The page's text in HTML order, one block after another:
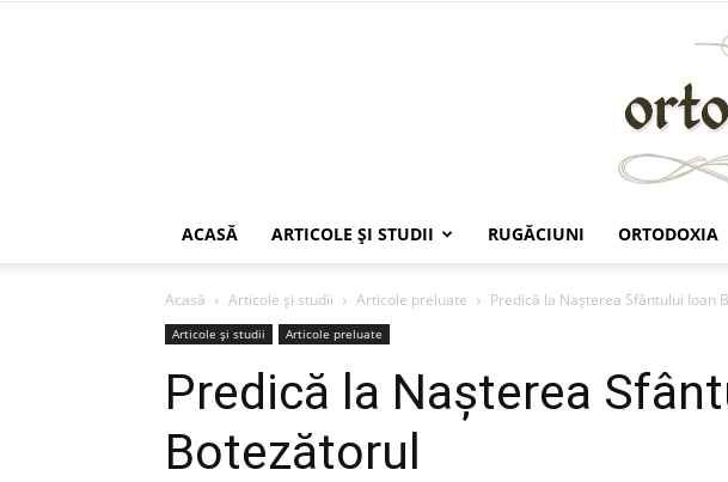
ACASĂ ARTICOLE ŞI STUDII RUGĂCIUNI ORTODOXIA
Acasă Articole şi studii Articole preluate Predică la Naşterea Sfântului Ioan
Articole şi studii Articole preluate
Predică la Naşterea
Botezătorul